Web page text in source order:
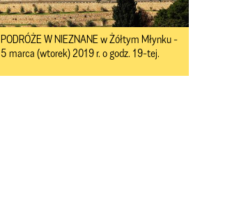
PODRÓŻE W NIEZNANE w Żółtym Młynku -
5 marca (wtorek) 2019 r. o godz. 19-tej.